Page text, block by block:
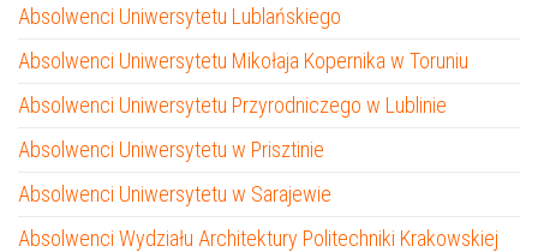
Absolwenci Uniwersytetu Lublańskiego
Absolwenci Uniwersytetu Mikołaja Kopernika w Toruniu
Absolwenci Uniwersytetu Przyrodniczego w Lublinie
Absolwenci Uniwersytetu w Prisztinie
Absolwenci Uniwersytetu w Sarajewie
Absolwenci Wydziału Architektury Politechniki Krakowskiej